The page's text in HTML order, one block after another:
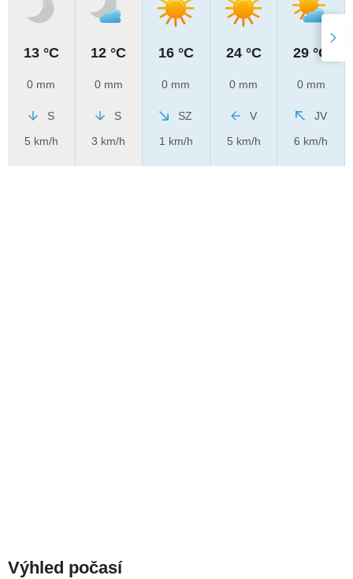
13 °C
0 mm
S
5 km/h
12 °C
0 mm
S
3 km/h
16 °C
0 mm
SZ
1 km/h
24 °C
0 mm
V
5 km/h
29 °C
0 mm
JV
6 km/h
Výhled počasí